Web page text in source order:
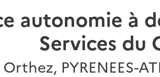
autonomie à
Services du
Orthez, PYRENEES-